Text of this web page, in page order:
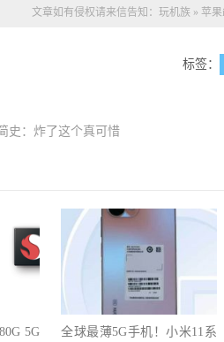
文章如有侵权请来信告知： 玩机族 » 苹
标签：
史：炸了这个真可惜
5G
全球最薄5G手机！小米11系